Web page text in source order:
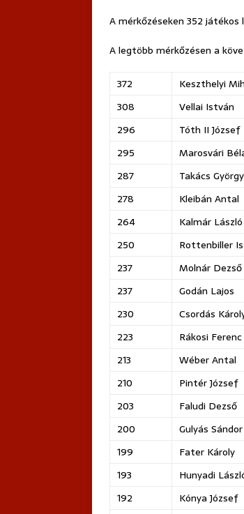
A mérkőzéseken 352
A legtöbb mérkőzésen a
372 Keszthelyi
308
Vellai István
296
Tóth II József
295
Marosvári
287
Takács György
278
Kleibán Antal
264
Kalmár László
250
Rottenbiller
237
Molnár Dezső
237
Godán Lajos
230
Csordás
223
Rákosi Ferenc
213
Wéber Antal
210
Pintér József
203
Faludi Dezső
200
Gulyás Sándor
199
Fater Károly
193
Hunyadi
192
Kónya József